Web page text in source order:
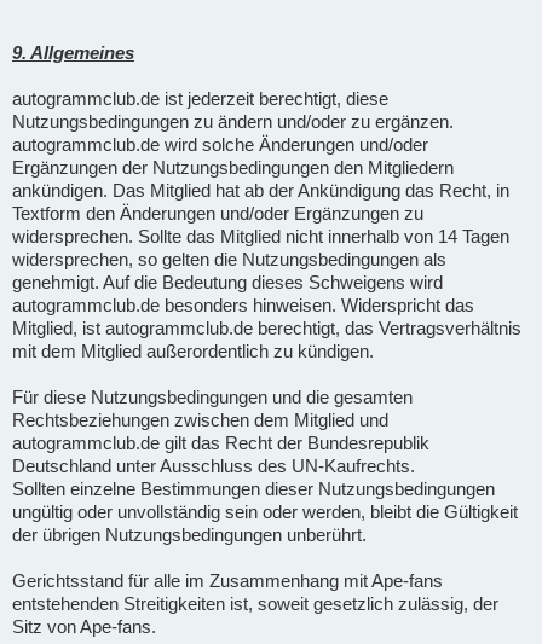
9. Allgemeines
autogrammclub.de ist jederzeit berechtigt, diese
Nutzungsbedingungen zu ändern und/oder zu ergänzen.
autogrammclub.de wird solche Änderungen und/oder
Ergänzungen der Nutzungsbedingungen den Mitgliedern
ankündigen. Das Mitglied hat ab der Ankündigung das Recht, in
Textform den Änderungen und/oder Ergänzungen zu
widersprechen. Sollte das Mitglied nicht innerhalb von 14 Tagen
widersprechen, so gelten die Nutzungsbedingungen als
genehmigt. Auf die Bedeutung dieses Schweigens wird
autogrammclub.de besonders hinweisen. Widerspricht das
Mitglied, ist autogrammclub.de berechtigt, das Vertragsverhältnis
mit dem Mitglied außerordentlich zu kündigen.
Für diese Nutzungsbedingungen und die gesamten
Rechtsbeziehungen zwischen dem Mitglied und
autogrammclub.de gilt das Recht der Bundesrepublik
Deutschland unter Ausschluss des UN-Kaufrechts.
Sollten einzelne Bestimmungen dieser Nutzungsbedingungen
ungültig oder unvollständig sein oder werden, bleibt die Gültigkeit
der übrigen Nutzungsbedingungen unberührt.
Gerichtsstand für alle im Zusammenhang mit Ape-fans
entstehenden Streitigkeiten ist, soweit gesetzlich zulässig, der
Sitz von Ape-fans.